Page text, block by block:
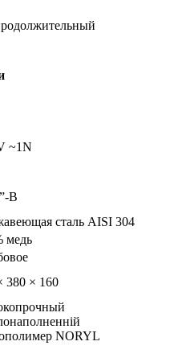
~1N
B
сталь AISI 304
медь
380 × 160
NORYL